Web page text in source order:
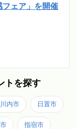
フェア」を開催
トを探す
内市 日置市
指宿市